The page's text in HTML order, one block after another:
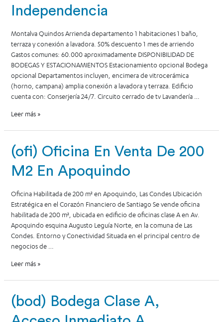
Independencia
Montalva Quindos Arrienda departamento 1 habitaciones 1 baño,
terraza y conexión a lavadora. 50% descuento 1 mes de arriendo
Gastos comunes: 60.000 aproximadamente DISPONIBILIDAD DE
BODEGAS Y ESTACIONAMIENTOS Estacionamiento opcional Bodega
opcional Departamentos incluyen, encimera de vitrocerámica
(horno, campana) amplia conexión a lavadora y terraza. Edificio
cuenta con: Conserjería 24/7. Circuito cerrado de tv Lavandería …
Leer más »
(ofi) Oficina En Venta De 200
M2 En Apoquindo
Oficina Habilitada de 200 m² en Apoquindo, Las Condes Ubicación
Estratégica en el Corazón Financiero de Santiago Se vende oficina
habilitada de 200 m², ubicada en edificio de oficinas clase A en Av.
Apoquindo esquina Augusto Leguía Norte, en la comuna de Las
Condes. Entorno y Conectividad Situada en el principal centro de
negocios de …
Leer más »
(bod) Bodega Clase A,